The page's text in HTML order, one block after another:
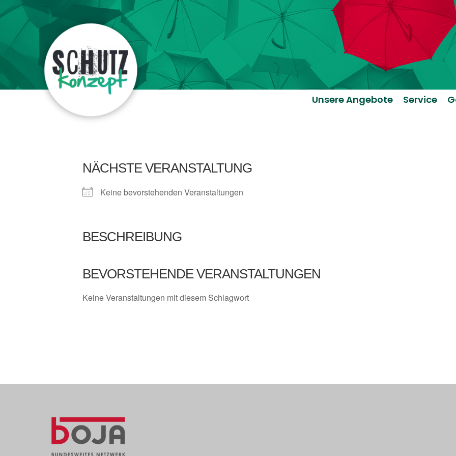
Unsere Angebote Service
NÄCHSTE VERANSTALTUNG
Keine bevorstehenden Veranstaltungen
BESCHREIBUNG
BEVORSTEHENDE VERANSTALTUNGEN
Keine Veranstaltungen mit diesem Schlagwort